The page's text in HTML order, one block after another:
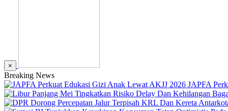
×
Breaking News
JAPFA